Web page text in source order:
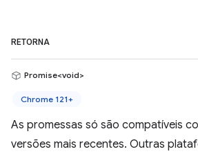
RETORNA
Promise<void>
Chrome 121+
As promessas só são compatíveis
versões mais recentes. Outras